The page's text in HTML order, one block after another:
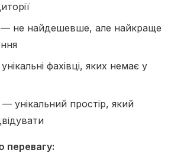
— не найдешевше, але найкраще
фахівці, яких немає у
— унікальний простір, який
перевагу: